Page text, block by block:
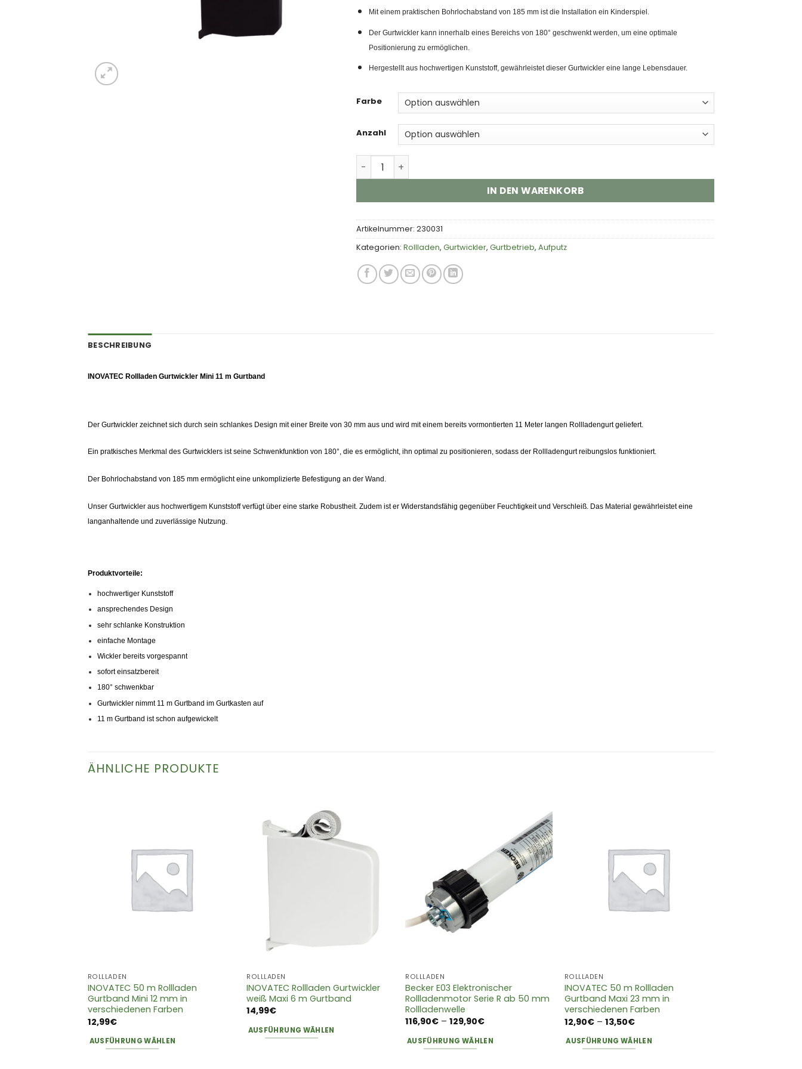
Mit einem praktischen Bohrlochabstand von 185 mm ist die Installation ein Kinderspiel.
Der Gurtwickler kann innerhalb eines Bereichs von 180° geschwenkt werden, um eine optimale
Positionierung zu ermöglichen.
Hergestellt aus hochwertigen Kunststoff, gewährleistet dieser Gurtwickler eine lange Lebensdauer.
Farbe
Anzahl
INOVATEC Rollladen Gurtwickler Mini 11 m Gurtband Menge
IN DEN WARENKORB
Artikelnummer: 230031
Kategorien: Rollladen, Gurtwickler, Gurtbetrieb, Aufputz
BESCHREIBUNG
INOVATEC Rollladen Gurtwickler Mini 11 m Gurtband
Der Gurtwickler zeichnet sich durch sein schlankes Design mit einer Breite von 30 mm aus und wird mit einem bereits vormontierten 11 Meter langen Rollladengurt geliefert.
Ein pratkisches Merkmal des Gurtwicklers ist seine Schwenkfunktion von 180°, die es ermöglicht, ihn optimal zu positionieren, sodass der Rollladengurt reibungslos funktioniert.
Der Bohrlochabstand von 185 mm ermöglicht eine unkomplizierte Befestigung an der Wand.
Unser Gurtwickler aus hochwertigem Kunststoff verfügt über eine starke Robustheit. Zudem ist er Widerstandsfähig gegenüber Feuchtigkeit und Verschleiß. Das Material gewährleistet eine
langanhaltende und zuverlässige Nutzung.
Produktvorteile:
hochwertiger Kunststoff
ansprechendes Design
sehr schlanke Konstruktion
einfache Montage
Wickler bereits vorgespannt
sofort einsatzbereit
180° schwenkbar
Gurtwickler nimmt 11 m Gurtband im Gurtkasten auf
11 m Gurtband ist schon aufgewickelt
ÄHNLICHE PRODUKTE
ROLLLADEN
INOVATEC 50 m Rollladen
Gurtband Mini 12 mm in
verschiedenen Farben
12,99€
AUSFÜHRUNG WÄHLEN
ROLLLADEN
INOVATEC Rollladen Gurtwickler
weiß Maxi 6 m Gurtband
14,99€
AUSFÜHRUNG WÄHLEN
ROLLLADEN
Becker E03 Elektronischer
Rollladenmotor Serie R ab 50 mm
Rollladenwelle
116,90€ –129,90€Preisspanne:
bis
129,90€
AUSFÜHRUNG WÄHLEN
ROLLLADEN
INOVATEC 50 m Rollladen
Gurtband Maxi 23 mm in
verschiedenen Farben
12,90€ – 13,50€Preisspanne:
bis
13,50€
AUSFÜHRUNG WÄHLEN